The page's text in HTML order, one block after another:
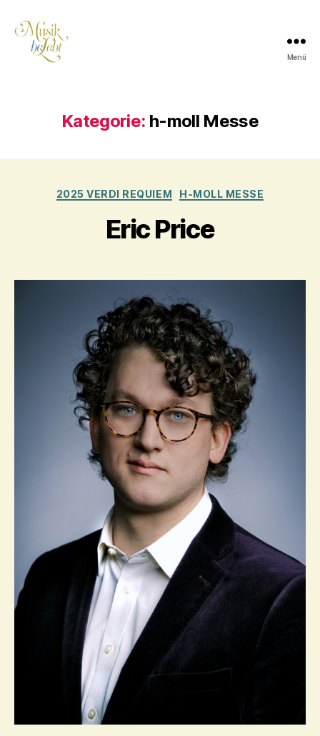
Menü
Kategorie: h-moll Messe
Kategorien
2025 VERDI REQUIEM H-MOLL MESSE
Eric Price